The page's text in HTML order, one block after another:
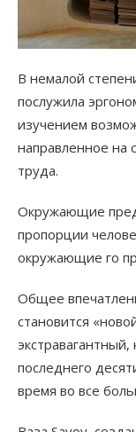
В немалой
послужила
изучением
направленное на
труда.
Окружающие
пропорции
окружающие го
Общее
становится
последнего
время во все